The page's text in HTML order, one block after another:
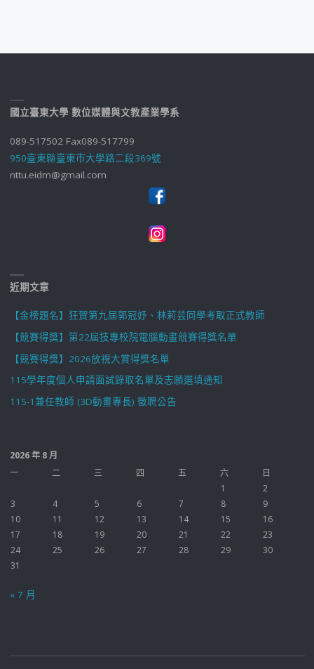
國立臺東大學 數位媒體與文教產業學系
089-517502 Fax089-517799
950臺東縣臺東市大學路二段369號
nttu.eidm@gmail.com
近期文章
【金榜題名】狂賀第九屆郭冠妤、林莉芸同學考取正式教師
【競賽得獎】第22屆技專校院電腦動畫競賽得獎名單
【競賽得獎】2026放視大賞得獎名單
115學年度個人申請面試錄取名單及志願選填通知
115-1兼任教師 (3D動畫專長) 徵聘公告
2026 年 8 月
一
二 三 四 五 六
日
1
2
3
4 5 6 7 8
9
10
11 12 13 14 15
16
17
18 19 20 21 22
23
24
25 26 27 28 29
30
31
« 7 月